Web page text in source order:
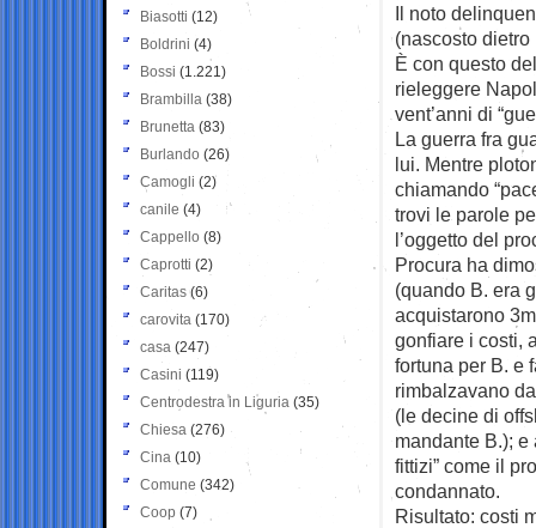
Il noto
(nascosto dietro
È con questo
rieleggere
vent’anni di
La guerra fra
lui. Mentre
chiamando
trovi le parole
l’oggetto del
Procura ha
(quando B. era
acquistarono
gonfiare i costi,
fortuna per B. e
rimbalzavano
(le decine di
mandante B.);
fittizi” come il
condannato.
Risultato: costi
Biasotti (12)
Boldrini (4)
Bossi (1.221)
Brambilla (38)
Brunetta (83)
Burlando (26)
Camogli (2)
canile (4)
Cappello (8)
Caprotti (2)
Caritas (6)
carovita (170)
casa (247)
Casini (119)
Centrodestra in Liguria (35)
Chiesa (276)
Cina (10)
Comune (342)
Coop (7)